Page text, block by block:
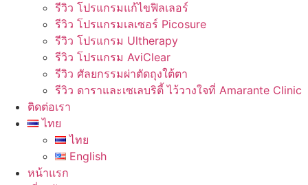
รีวิว โปรแกรมแก้ไขฟิลเลอร์
รีวิว โปรแกรมเลเซอร์ Picosure
รีวิว โปรแกรม Ultherapy
รีวิว โปรแกรม AviClear
รีวิว ศัลยกรรมผ่าตัดถุงใต้ตา
รีวิว ดาราและเซเลบริตี้ ไว้วางใจที่ Amarante Clinic
ติดต่อเรา
ไทย
ไทย
English
หน้าแรก